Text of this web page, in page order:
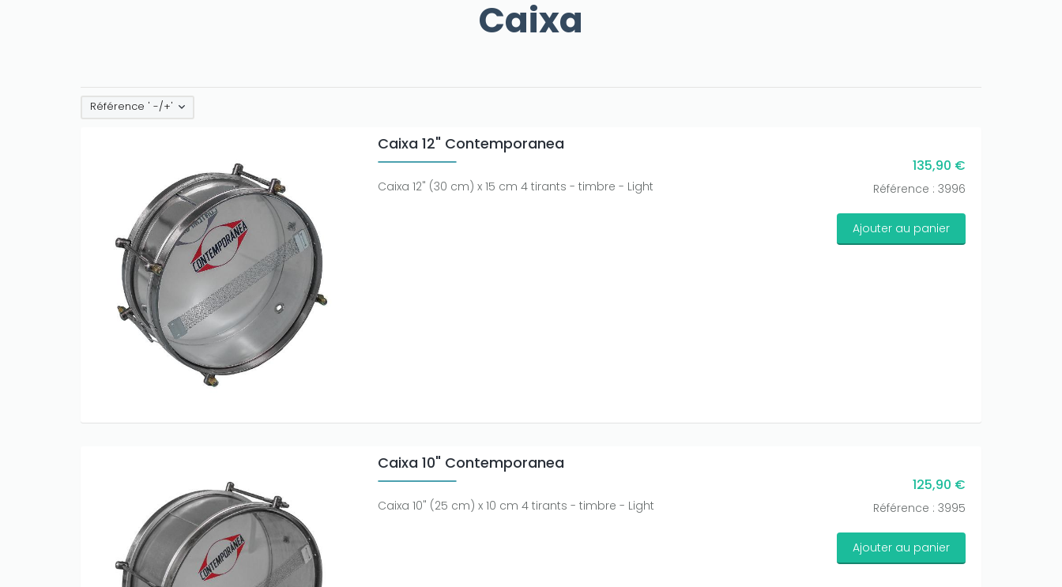
Caixa
Référence ' -/+'
Caixa 12" Contemporanea
Caixa 12" (30 cm) x 15 cm 4 tirants - timbre - Light
135,90 €
Référence : 3996
Ajouter au panier
Caixa 10" Contemporanea
Caixa 10" (25 cm) x 10 cm 4 tirants - timbre - Light
125,90 €
Référence : 3995
Ajouter au panier
Joo casinoif you really
want to win a huge amount on your